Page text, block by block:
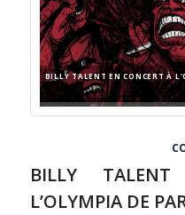
FORGIVENESS - COURT-
BILLY
L’OLYMPIA DE